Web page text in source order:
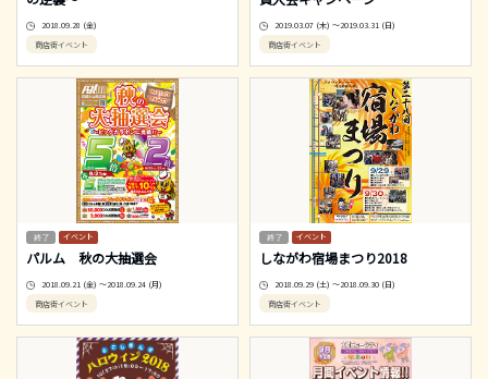
2018.09.28 (金)
商店街イベント
2019.03.07 (木) ～2019.03.31 (日)
商店街イベント
イベント
パルム 秋の大抽選会
2018.09.21 (金) ～2018.09.24 (月)
商店街イベント
イベント
しながわ宿場まつり2018
2018.09.29 (土) ～2018.09.30 (日)
商店街イベント